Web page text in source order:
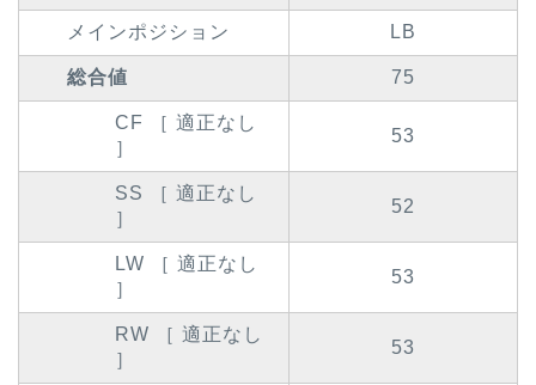
メインポジション LB
総合値 75
CF ［ 適正なし
］
53
SS ［ 適正なし
］
52
LW ［ 適正なし
］
53
RW ［ 適正なし
］
53